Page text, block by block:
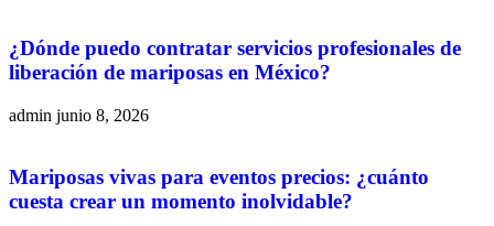
¿Dónde puedo contratar servicios profesionales de
liberación de mariposas en México?
admin junio 8, 2026
Mariposas vivas para eventos precios: ¿cuánto
cuesta crear un momento inolvidable?